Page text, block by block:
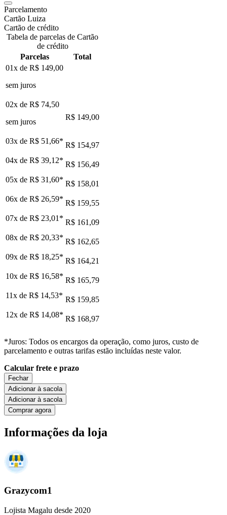
Parcelamento
Cartão Luiza
Cartão de crédito
Tabela de parcelas de Cartão
de crédito
Parcelas
Total
01x de R$ 149,00
sem juros
02x de R$ 74,50
sem juros
R$ 149,00
03x de R$ 51,66* R$ 154,97
04x de R$ 39,12* R$ 156,49
05x de R$ 31,60* R$ 158,01
06x de R$ 26,59* R$ 159,55
07x de R$ 23,01 * R$ 161,09
08x de R$ 20,33* R$ 162,65
09x de R$ 18,25* R$ 164,21
10x de R$ 16,58* R$ 165,79
11x de R$ 14,53* R$ 159,85
12x de R$ 14,08* R$ 168,97
*Juros: Todos os encargos da operação, como juros, custo de
parcelamento e outras tarifas estão incluídas neste valor.
Calcular frete e prazo
Fechar
Adicionar à sacola
Adicionar à sacola
Comprar agora
Informações da loja
Grazycom1
Lojista Magalu desde 2020